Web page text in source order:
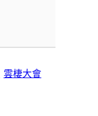
雲棲大會